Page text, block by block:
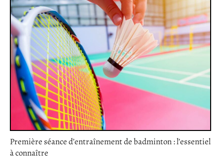
Première séance d’entraînement de badminton : l’essentiel
à connaître